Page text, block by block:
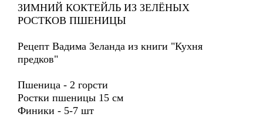
ЗИМНИЙ КОКТЕЙЛЬ ИЗ ЗЕЛЁНЫХ
РОСТКОВ ПШЕНИЦЫ
Рецепт Вадима Зеланда из книги "Кухня
предков"
Пшеница - 2 горсти
Ростки пшеницы 15 см
Финики - 5-7 шт